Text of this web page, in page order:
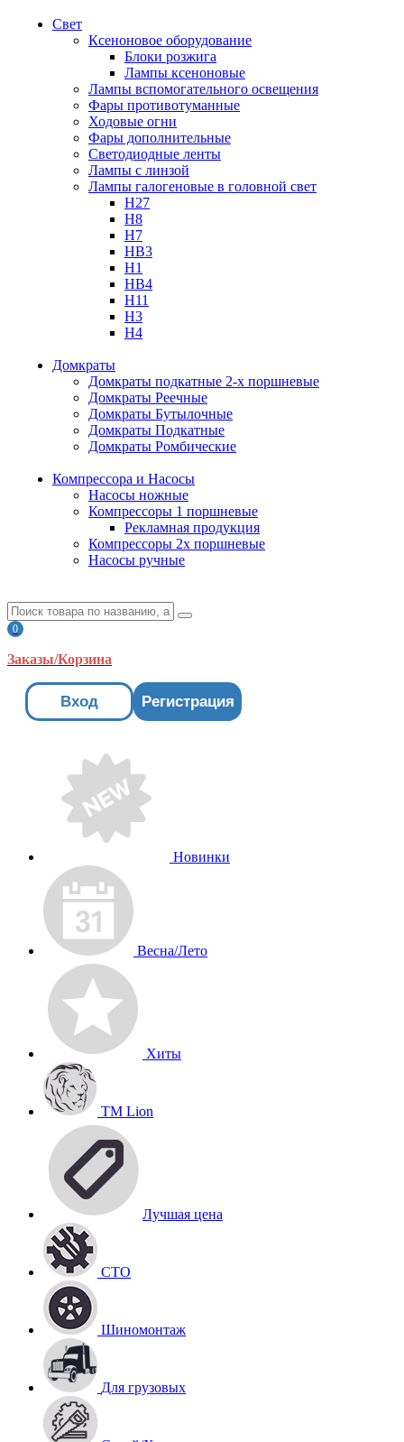
Свет
Ксеноновое оборудование
Блоки розжига
Лампы ксеноновые
Лампы вспомогательного освещения
Фары противотуманные
Ходовые огни
Фары дополнительные
Светодиодные ленты
Лампы с линзой
Лампы галогеновые в головной свет
H27
H8
H7
HB3
H1
HB4
H11
H3
H4
Домкраты
Домкраты подкатные 2-х поршневые
Домкраты Реечные
Домкраты Бутылочные
Домкраты Подкатные
Домкраты Ромбические
Компрессора и Насосы
Насосы ножные
Компрессоры 1 поршневые
Рекламная продукция
Компрессоры 2х поршневые
Насосы ручные
0
Заказы/Корзина
Вход Регистрация
Новинки
Весна/Лето
Хиты
TM Lion
Лучшая цена
СТО
Шиномонтаж
Для грузовых